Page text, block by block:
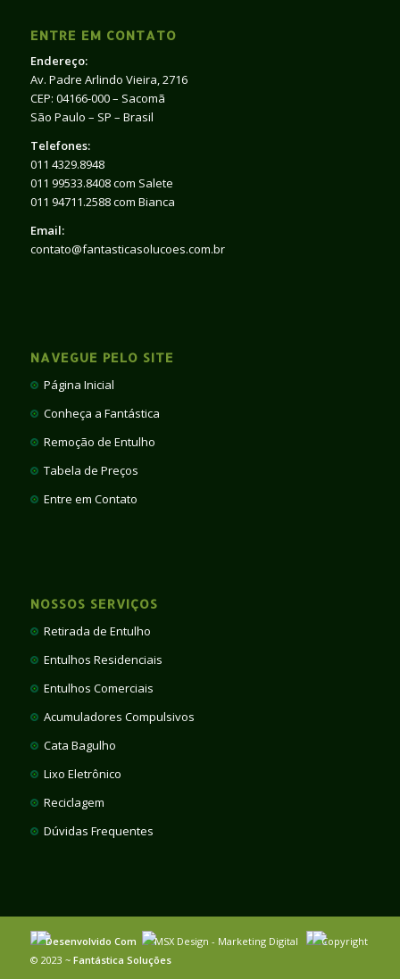
ENTRE EM CONTATO
Endereço:
Av. Padre Arlindo Vieira, 2716
CEP: 04166-000 – Sacomã
São Paulo – SP – Brasil
Telefones:
011 4329.8948
011 99533.8408 com Salete
011 94711.2588 com Bianca
Email:
contato@fantasticasolucoes.com.br
NAVEGUE PELO SITE
Página Inicial
Conheça a Fantástica
Remoção de Entulho
Tabela de Preços
Entre em Contato
NOSSOS SERVIÇOS
Retirada de Entulho
Entulhos Residenciais
Entulhos Comerciais
Acumuladores Compulsivos
Cata Bagulho
Lixo Eletrônico
Reciclagem
Dúvidas Frequentes
Desenvolvido Com MSX Design - Marketing Digital
Copyright
© 2023 ~ Fantástica Soluções